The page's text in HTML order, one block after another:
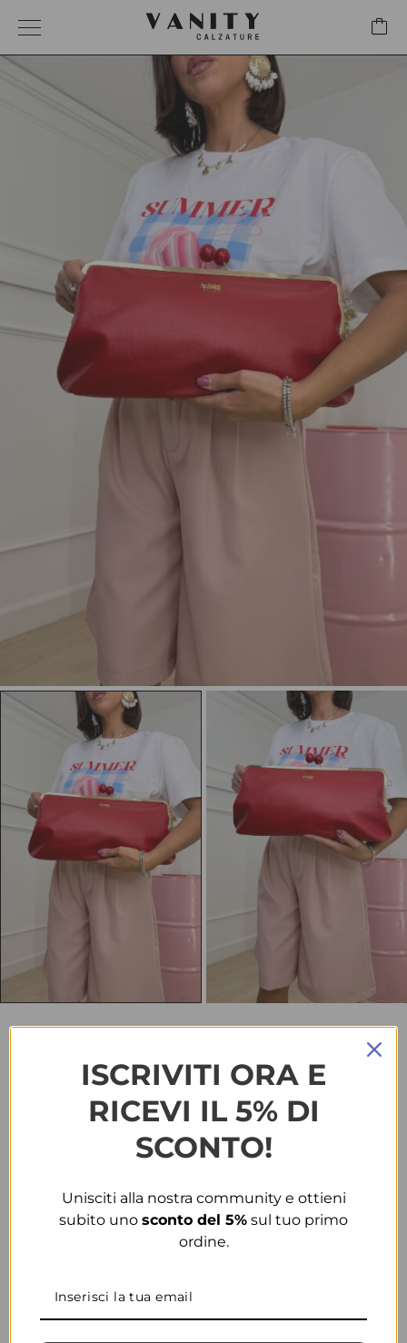
Clutch 6270 rossa
ISCRIVITI ORA E
RICEVI IL 5% DI
SCONTO!
Unisciti alla nostra community e ottieni
subito uno sconto del 5% sul tuo primo
ordine.